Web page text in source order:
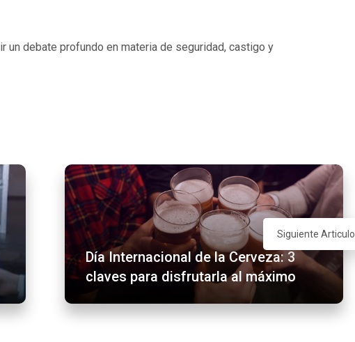
un debate profundo en materia de seguridad, castigo y
Día Internacional de la Cerveza: 3
claves para disfrutarla al máximo
Siguiente Articulo